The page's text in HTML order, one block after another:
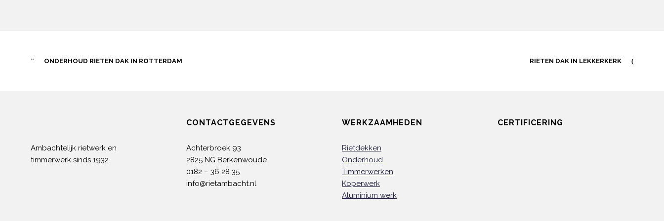
ONDERHOUD RIETEN DAK IN ROTTERDAM RIETEN DAK IN LEKKERKERK
Ambachtelijk rietwerk en
timmerwerk sinds 1932
CONTACTGEGEVENS
Achterbroek 93
2825 NG Berkenwoude
0182 – 36 28 35
info@rietambacht.nl
WERKZAAMHEDEN
Rietdekken
Onderhoud
Timmerwerken
Koperwerk
Aluminium werk
CERTIFICERING